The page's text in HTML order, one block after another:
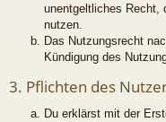
unentgeltliches Recht,
nutzen.
Das Nutzungsrecht
Kündigung des
3. Pflichten des
Du erklärst mit der